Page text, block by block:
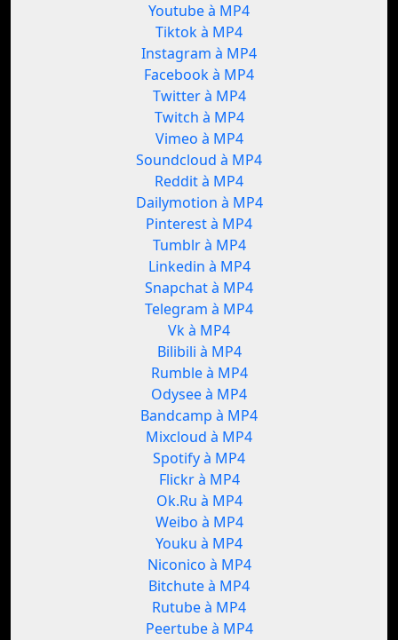
Youtube à MP4
Tiktok à MP4
Instagram à MP4
Facebook à MP4
Twitter à MP4
Twitch à MP4
Vimeo à MP4
Soundcloud à MP4
Reddit à MP4
Dailymotion à MP4
Pinterest à MP4
Tumblr à MP4
Linkedin à MP4
Snapchat à MP4
Telegram à MP4
Vk à MP4
Bilibili à MP4
Rumble à MP4
Odysee à MP4
Bandcamp à MP4
Mixcloud à MP4
Spotify à MP4
Flickr à MP4
Ok.Ru à MP4
Weibo à MP4
Youku à MP4
Niconico à MP4
Bitchute à MP4
Rutube à MP4
Peertube à MP4